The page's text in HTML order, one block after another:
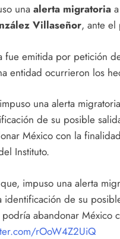
una alerta migratoria a
Villaseñor, ante el
fue emitida por petición
entidad ocurrieron los
una alerta
de su posible
México con la
Instituto.
impuso una alerta
identificación de su
abandonar México
rOoW4Z2UiQ